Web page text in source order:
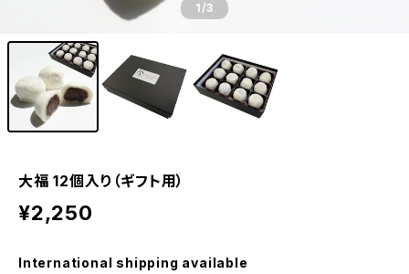
1/3
大福 12個入り（ギフト用）
¥2,250
International shipping available